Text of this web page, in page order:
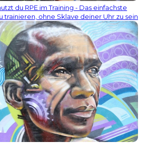
du RPE im Training - Das einfachste
trainieren, ohne Sklave deiner Uhr zu sein